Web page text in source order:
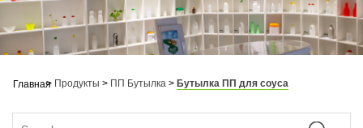
Главная
> Продукты > ПП Бутылка > Бутылка ПП для соуса